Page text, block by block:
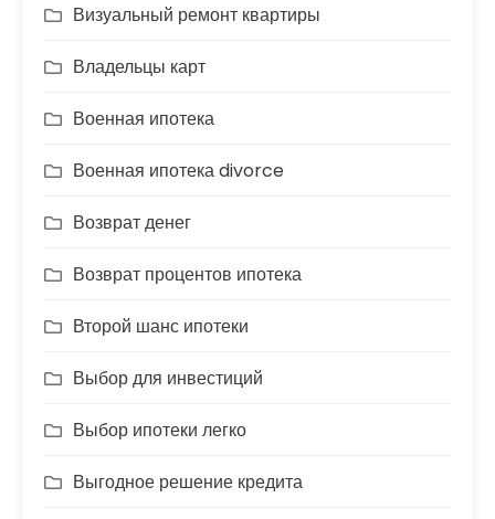
Визуальный ремонт квартиры
Владельцы карт
Военная ипотека
Военная ипотека divorce
Возврат денег
Возврат процентов ипотека
Второй шанс ипотеки
Выбор для инвестиций
Выбор ипотеки легко
Выгодное решение кредита